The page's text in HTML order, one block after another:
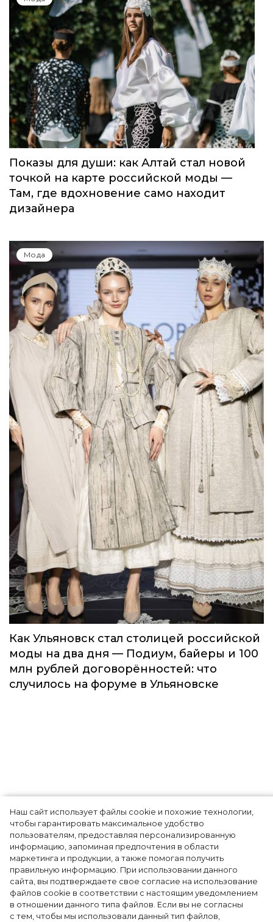
Наш сайт использует файлы cookie и похожие технологии,
чтобы гарантировать максимальное удобство
пользователям, предоставляя персонализированную
информацию, запоминая предпочтения в области
маркетинга и продукции, а также помогая получить
правильную информацию. При использовании данного
сайта, вы подтверждаете свое согласие на использование
файлов cookie в соответствии с настоящим уведомлением
в отношении данного типа файлов. Если вы не согласны
с тем, чтобы мы использовали данный тип файлов,
Global Destination Awards 2026: World
Fashion Channel впервые объединит
элиту мирового туризма на
торжественной церемонии в Москве
Мода
Показы для души: как Алтай стал новой
точкой на карте российской моды —
Там, где вдохновение само находит
дизайнера
Как Ульяновск стал столицей российской
моды на два дня — Подиум, байеры и 100
млн рублей договорённостей: что
случилось на форуме в Ульяновске